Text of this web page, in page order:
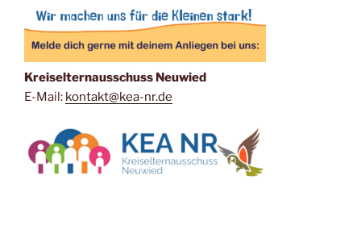
Kreiselternausschuss Neuwied
E-Mail: kontakt@kea-nr.de